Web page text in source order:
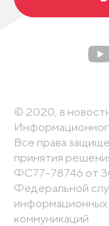
© 2020, в
Все права
принятия
ФС77-78746 от
Федеральной
информационных
коммуникаций